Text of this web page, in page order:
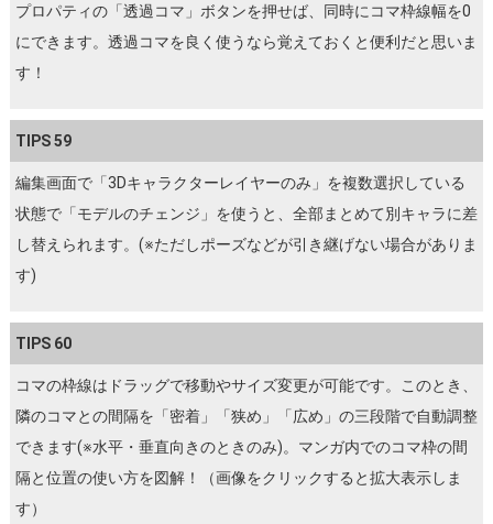
プロパティの「透過コマ」ボタンを押せば、同時にコマ枠線幅を0
にできます。透過コマを良く使うなら覚えておくと便利だと思いま
す！
TIPS 59
編集画面で「3Dキャラクターレイヤーのみ」を複数選択している
状態で「モデルのチェンジ」を使うと、全部まとめて別キャラに差
し替えられます。(※ただしポーズなどが引き継げない場合がありま
す)
TIPS 60
コマの枠線はドラッグで移動やサイズ変更が可能です。このとき、
隣のコマとの間隔を「密着」「狭め」「広め」の三段階で自動調整
できます(※水平・垂直向きのときのみ)。マンガ内でのコマ枠の間
隔と位置の使い方を図解！（画像をクリックすると拡大表示しま
す）